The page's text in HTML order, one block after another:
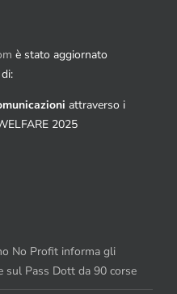
è stato aggiornato
attraverso i
2025
No Profit informa gli
sul Pass Dott da 90 corse